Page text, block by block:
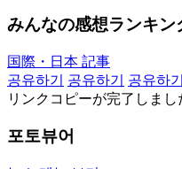
みんなの感想ランキン
国際・日本 記事
공유하기
공유하기 공유하기
リンクコピーが完了しまし
포토뷰어